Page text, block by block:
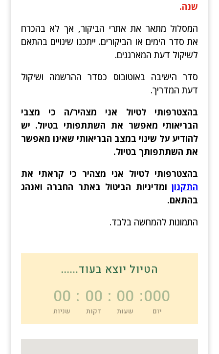
שנה.
המסלול מתאר את אתרי הביקור, אך לא בהכרח
את סדר הימים או הביקורים. ייתכנו שינויים בהתאם
לשיקול דעת המארגנים.
סדר הישיבה באוטובוס כסדר ההרשמה ושיקול
דעת המדריך.
בהצטרפותי לטיול אני מצהיר/ה כי מצבי
הבריאותי מאפשר את השתתפותי בטיול. יש
להודיע על שינוי במצב הבריאותי שאינו מאפשר
את השתתפותך בטיול.
בהצטרפותי לטיול אני מצהיר כי קראתי את
התקנוןומדיניות הביטול באתר החברה ואנהג
בהתאם.
התמונות להמחשה בלבד.
הטיול יוצא בעוד......
000
יום
:
00
שעות
:
00
דקות
:
00
שניות